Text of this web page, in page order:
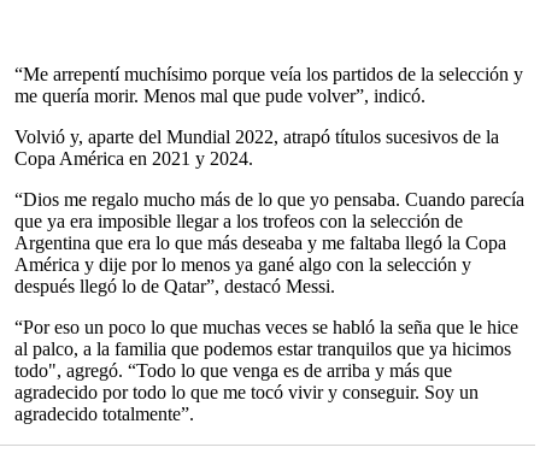
“Me arrepentí muchísimo porque veía los partidos de la selección y
me quería morir. Menos mal que pude volver”, indicó.
Volvió y, aparte del Mundial 2022, atrapó títulos sucesivos de la
Copa América en 2021 y 2024.
“Dios me regalo mucho más de lo que yo pensaba. Cuando parecía
que ya era imposible llegar a los trofeos con la selección de
Argentina que era lo que más deseaba y me faltaba llegó la Copa
América y dije por lo menos ya gané algo con la selección y
después llegó lo de Qatar”, destacó Messi.
“Por eso un poco lo que muchas veces se habló la seña que le hice
al palco, a la familia que podemos estar tranquilos que ya hicimos
todo", agregó. “Todo lo que venga es de arriba y más que
agradecido por todo lo que me tocó vivir y conseguir. Soy un
agradecido totalmente”.